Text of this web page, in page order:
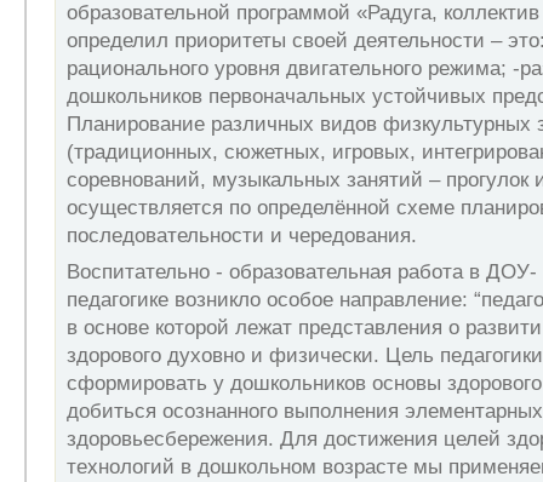
образовательной программой «Радуга, коллектив
определил приоритеты своей деятельности –
рационального уровня двигательного режима; -
дошкольников первоначальных устойчивых
Планирование различных видов физкультурных
(традиционных, сюжетных, игровых,
соревнований, музыкальных занятий – прогулок
осуществляется по определённой схеме
последовательности и чередования.
Воспитательно - образовательная работа в
педагогике возникло особое направление:
в основе которой лежат представления о
здорового духовно и физически. Цель
сформировать у дошкольников основы
добиться осознанного выполнения
здоровьесбережения. Для достижения целей
технологий в дошкольном возрасте мы